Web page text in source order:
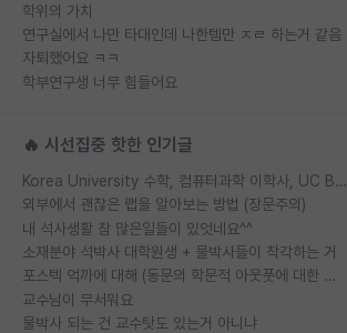
학위의 가치
연구실에서 나만 타대인데 나한템만 ㅈㄹ 하는거 같음
자퇴했어요 ㅋㅋ
학부연구생 너무 힘들어요
🔥 시선집중 핫한 인기글
Korea University 수학, 컴퓨터과학 이학사, UC Berkeley 산업공학 대학원 공학박사가 되는 것은 쉽지 않겠죠?
외부에서 괜찮은 랩을 알아보는 방법 (장문주의)
내 석사생활 참 많은일들이 있엇네요^^
소재분야 석박사 대학원생 + 물박사들이 착각하는 거
포스텍 억까에 대해 (동문의 학문적 아웃풋에 대한 반박)
교수님이 무서워요
물박사 되는 건 교수탓도 있는거 아니냐